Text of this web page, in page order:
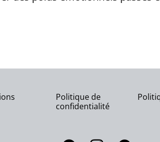
Politique de
confidentialité